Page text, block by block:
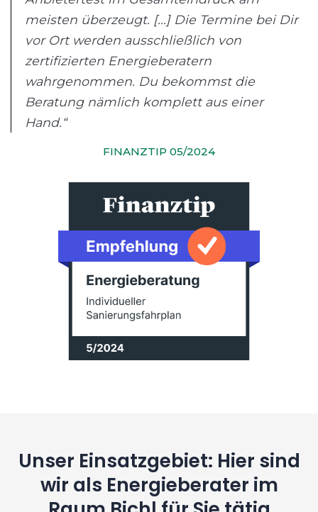
meisten überzeugt. [...] Die Termine bei Dir
vor Ort werden ausschließlich von
zertifizierten Energieberatern
wahrgenommen. Du bekommst die
Beratung nämlich komplett aus einer
Hand.“
FINANZTIP 05/2024
Unser Einsatzgebiet: Hier sind
wir als Energieberater im